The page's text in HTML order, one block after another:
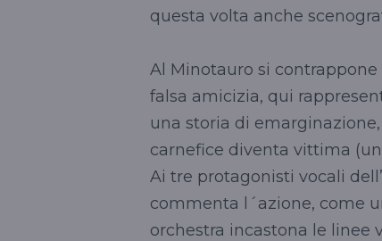
questa volta anche
Al Minotauro si contrappone
falsa amicizia, qui
una storia di emarginazione,
carnefice diventa vittima
Ai tre protagonisti vocali
commenta l´azione, come
orchestra incastona le linee